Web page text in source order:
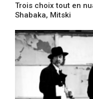
Trois choix tout en
Shabaka, Mitski